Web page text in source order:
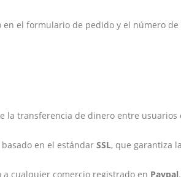
el formulario de pedido y el número
transferencia de dinero entre usuarios
en el estándar SSL, que garantiza
cualquier comercio registrado en Paypal